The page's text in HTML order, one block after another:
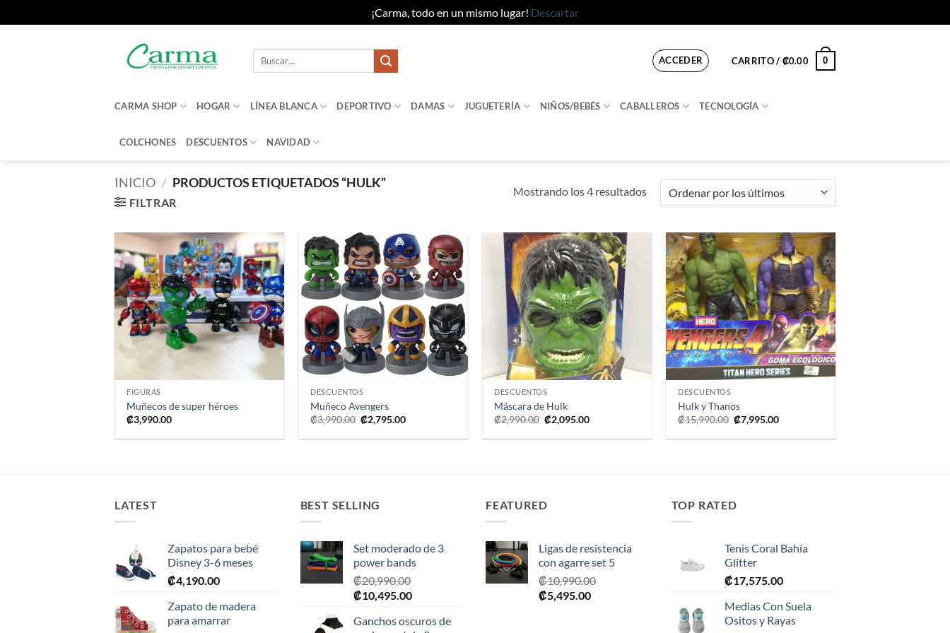
¡Carma, todo en un mismo lugar! Descartar
Buscar
ACCEDER CARRITO / ₡0.00 0
CARMA SHOP HOGAR LÍNEA BLANCA DEPORTIVO DAMAS JUGUETERÍA NIÑOS/BEBÉS CABALLEROS TECNOLOGÍA
COLCHONES DESCUENTOS NAVIDAD
INICIO / PRODUCTOS ETIQUETADOS “HULK”
FILTRAR
Mostrando los 4 resultadosOrdenado
por
últimos
Añadir
a la
lista de
deseos
FIGURAS
Muñecos de super héroes
₡3,990.00
Añadir
a la
lista de
deseos
+
DESCUENTOS
Muñeco Avengers
₡3,990.00 El
precio
original
₡2,795.00El
actual
Añadir
a la
lista de
deseos
DESCUENTOS
Máscara de Hulk
₡2,990.00 El
precio
original
₡2,095.00El
actual
Añadir
a la
lista de
deseos
+
DESCUENTOS
Hulk y Thanos
₡15,990.00 El
precio
original
₡7,995.00El
actual
LATEST
Zapatos para bebé
Disney 3-6 meses
₡4,190.00
Zapato de madera
para amarrar
BEST SELLING
Set moderado de 3
power bands
₡20,990.00
El
original
₡10,495.00El
actual
Ganchos oscuros de
FEATURED
Ligas de resistencia
con agarre set 5
₡10,990.00
El
₡5,495.00El
TOP RATED
Tenis Coral Bahía
Glitter
₡17,575.00
Medias Con Suela
Ositos y Rayas